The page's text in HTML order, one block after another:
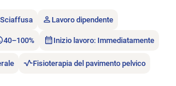
Lavoro dipendente
40–100% Inizio lavoro: Immediatamente
Fisioterapia del pavimento pelvico